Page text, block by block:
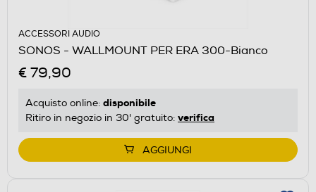
ACCESSORI AUDIO
SONOS - WALLMOUNT PER ERA 300-Bianco
€ 79,90
Acquisto online: disponibile
Ritiro in negozio in 30' gratuito: verifica
AGGIUNGI